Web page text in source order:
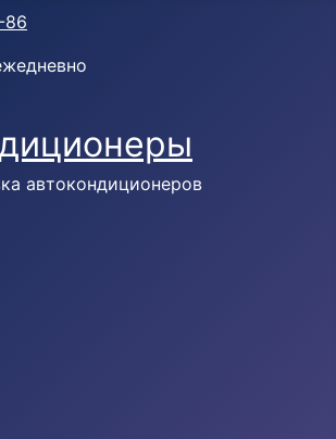
86
автокондиционеров